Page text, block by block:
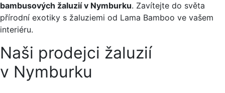
bambusových žaluzií v Nymburku. Zavítejte do světa
přírodní exotiky s žaluziemi od Lama Bamboo ve vašem
interiéru.
Naši prodejci žaluzií
v Nymburku